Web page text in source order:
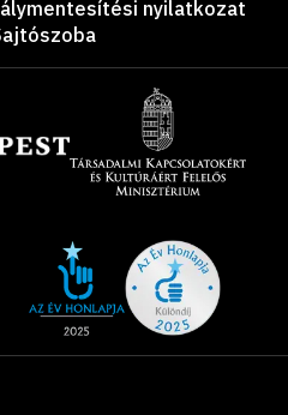
nyilatkozat